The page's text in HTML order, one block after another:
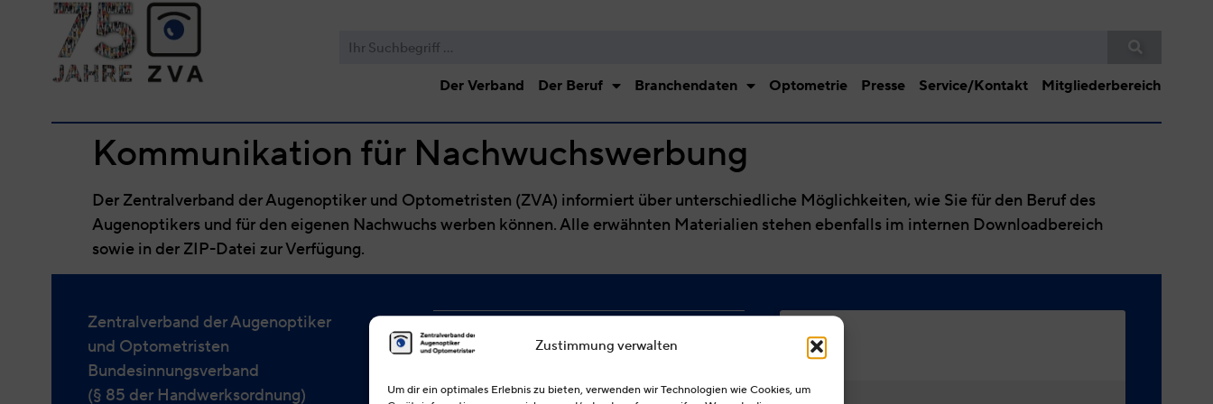
Zustimmung verwalten
Um dir ein optimales Erlebnis zu bieten, verwenden wir Technologien wie Cookies, um
Der Verband Der Beruf Branchendaten Optometrie Presse Service/Kontakt Mitgliederbereich
Kommunikation für Nachwuchswerbung
Der Zentralverband der Augenoptiker und Optometristen (ZVA) informiert über unterschiedliche Möglichkeiten, wie Sie für den Beruf des
Augenoptikers und für den eigenen Nachwuchs werben können. Alle erwähnten Materialien stehen ebenfalls im internen Downloadbereich
sowie in der ZIP-Datei zur Verfügung.
Zentralverband der Augenoptiker
und Optometristen
Bundesinnungsverband
(§ 85 der Handwerksordnung)
UNSERE PARTNER